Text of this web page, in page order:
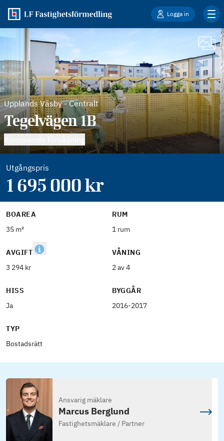
Logga in
Upplands Väsby-Centralt
Tegelvägen 1B
Utgångspris
1 695 000kr
BOAREA
35 m²
RUM
1 rum
AVGIFT
3 294 kr
VÅNING
2 av 4
HISS
Ja
BYGGÅR
2016-2017
TYP
Bostadsrätt
Ansvarig mäklare
Marcus Berglund
Fastighetsmäklare / Partner